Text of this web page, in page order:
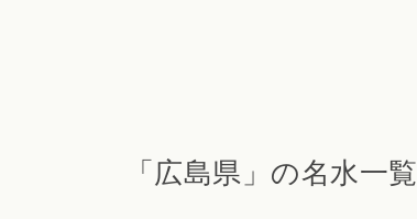
「広島県」の名水一覧